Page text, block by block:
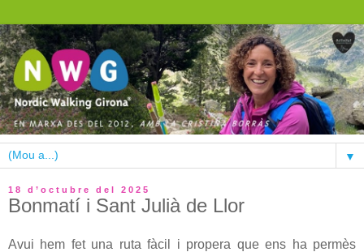
▼
18 d’octubre del 2025
Bonmatí i Sant Julià de Llor
Avui hem fet una ruta fàcil i propera que ens ha permès